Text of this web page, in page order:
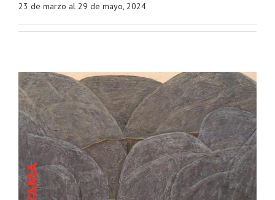
23 de marzo al 29 de mayo, 2024